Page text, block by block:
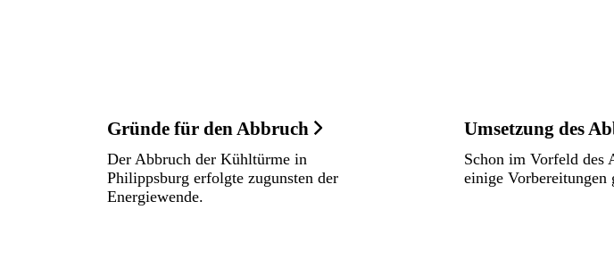
Gründe für den Abbruch
Der Abbruch der Kühltürme in
Philippsburg erfolgte zugunsten der
Energiewende.
Umsetzung des
Schon im Vorfeld des
einige Vorbereitungen